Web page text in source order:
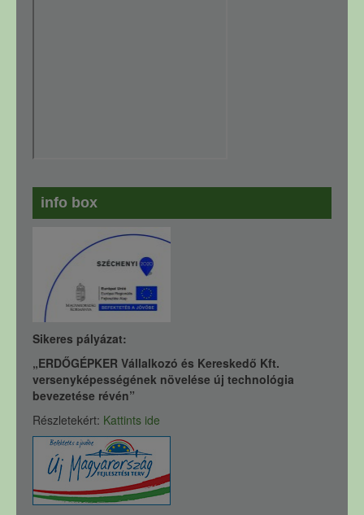
info box
Sikeres pályázat:
„ERDŐGÉPKER Vállalkozó és Kereskedő Kft.
versenyképességének növelése új technológia
bevezetése révén”
Részletekért: Kattints ide